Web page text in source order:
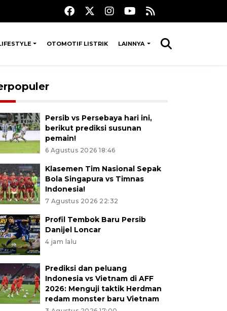
OTOMOTIF LISTRIK LAINNYA
Persib vs Persebaya hari ini,
berikut prediksi susunan
pemain!
6 Agustus 2026 18:46
Klasemen Tim Nasional Sepak
Bola Singapura vs Timnas
Indonesia!
7 Agustus 2026 22:32
Profil Tembok Baru Persib
Danijel Loncar
4 jam lalu
Prediksi dan peluang
Indonesia vs Vietnam di AFF
2026: Menguji taktik Herdman
redam monster baru Vietnam